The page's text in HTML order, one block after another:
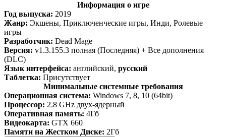
Информация о игре
Год выпуска: 2019
Жанр: Экшены, Приключенческие игры, Инди, Ролевые
игры
Разработчик: Dead Mage
Версия: v1.3.155.3 полная (Последняя) + Все дополнения
(DLC)
Язык интерфейса: английский, русский
Таблетка: Присутствует
Минимальные системные требования
Операционная система: Windows 7, 8, 10 (64bit)
Процессор: 2.8 GHz двух-ядерный
Оперативная память: 4Гб
Видеокарта: GTX 660
Памяти на Жестком Диске: 2Гб